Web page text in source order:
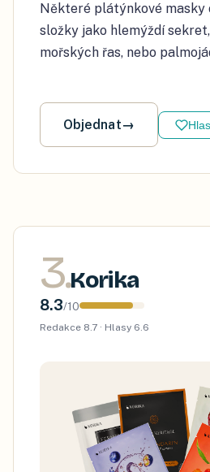
Některé plátýnkové masky
složky jako hlemýždí
mořských řas, nebo
Objednat→
3.Korika
8.3/10
Redakce 8.7 · Hlasy 6.6